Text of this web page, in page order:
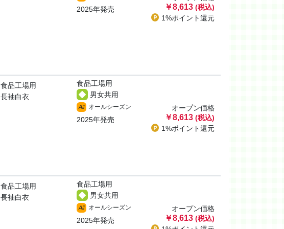
2025年発売 ￥8,613 (税込)
1%ポイント還元
食品工場用
長袖白衣
食品工場用
男女共用
All オールシーズン
2025年発売
オープン価格
￥8,613 (税込)
1%ポイント還元
食品工場用
長袖白衣
食品工場用
男女共用
All オールシーズン
2025年発売
オープン価格
￥8,613 (税込)